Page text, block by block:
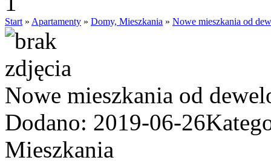
Start » Apartamenty » Domy, Mieszkania » Nowe mieszkania od
Nowe mieszkania od
Dodano: 2019-06-26
Mieszkania